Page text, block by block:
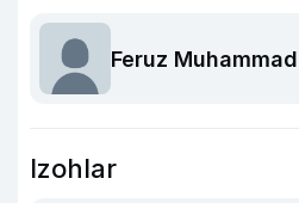
Feruz Muhammad
Izohlar